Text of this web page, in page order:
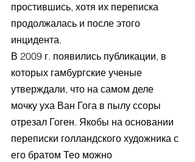
простившись, хотя их переписка
продолжалась и после этого
инцидента.
В 2009 г. появились публикации, в
которых гамбургские ученые
утверждали, что на самом деле
мочку уха Ван Гога в пылу ссоры
отрезал Гоген. Якобы на основании
переписки голландского художника с
его братом Тео можно